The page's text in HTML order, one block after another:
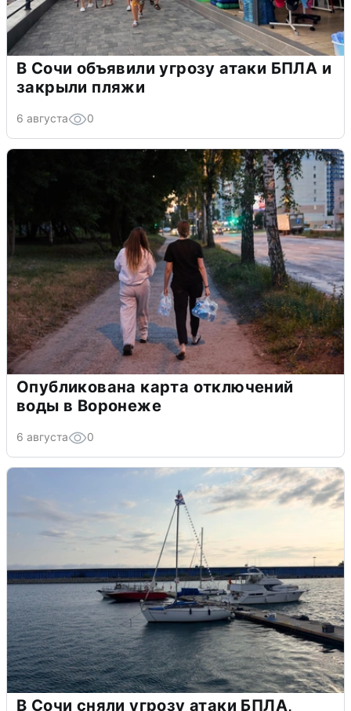
В Сочи объявили угрозу атаки БПЛА и
закрыли пляжи
6 августа 0
Опубликована карта отключений
воды в Воронеже
6 августа 0
В Сочи сняли угрозу атаки БПЛА,